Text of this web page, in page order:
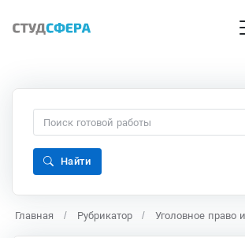
Найти
Главная Рубрикатор Уголовное право